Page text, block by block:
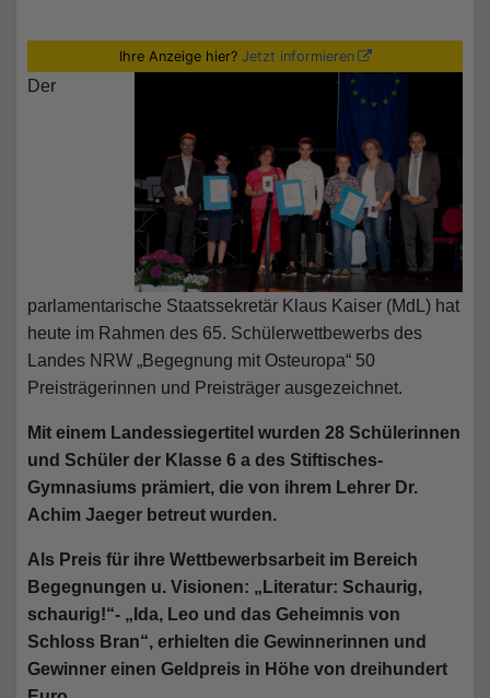
Ihre Anzeige hier? Jetzt informieren
Der
parlamentarische Staatssekretär Klaus Kaiser (MdL) hat
heute im Rahmen des 65. Schülerwettbewerbs des
Landes NRW „Begegnung mit Osteuropa“ 50
Preisträgerinnen und Preisträger ausgezeichnet.
Mit einem Landessiegertitel wurden 28 Schülerinnen
und Schüler der Klasse 6 a des Stiftisches-
Gymnasiums prämiert, die von ihrem Lehrer Dr.
Achim Jaeger betreut wurden.
Als Preis für ihre Wettbewerbsarbeit im Bereich
Begegnungen u. Visionen: „Literatur: Schaurig,
schaurig!“- „Ida, Leo und das Geheimnis von
Schloss Bran“, erhielten die Gewinnerinnen und
Gewinner einen Geldpreis in Höhe von dreihundert